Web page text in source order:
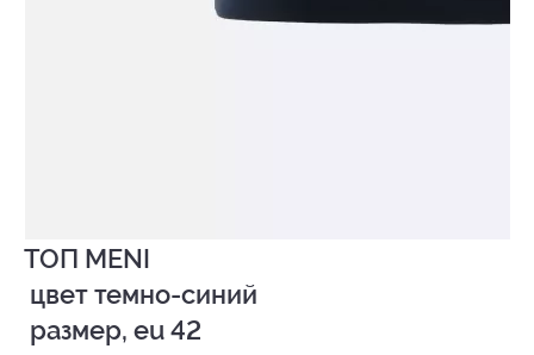
ТОП MENI
размер, eu 42